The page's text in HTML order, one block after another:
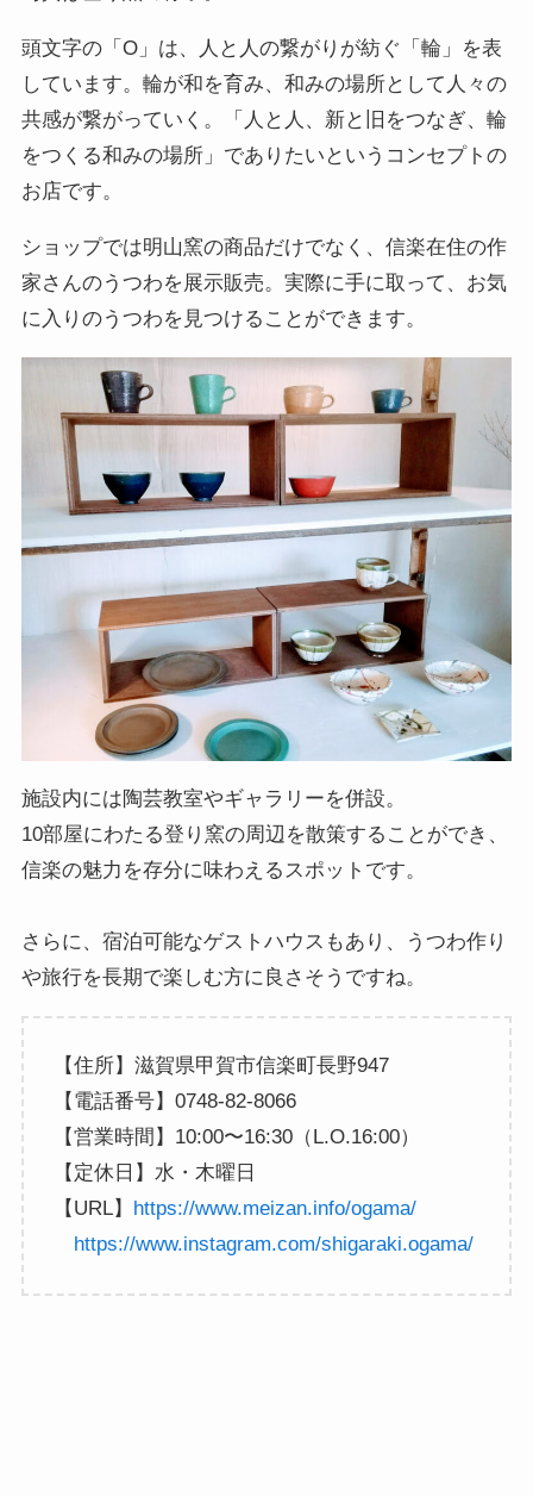
頭文字の「O」は、人と人の繋がりが紡ぐ「輪」を表
しています。輪が和を育み、和みの場所として人々の
共感が繋がっていく。「人と人、新と旧をつなぎ、輪
をつくる和みの場所」でありたいというコンセプトの
お店です。
ショップでは明山窯の商品だけでなく、信楽在住の作
家さんのうつわを展示販売。実際に手に取って、お気
に入りのうつわを見つけることができます。
施設内には陶芸教室やギャラリーを併設。
10部屋にわたる登り窯の周辺を散策することができ、
信楽の魅力を存分に味わえるスポットです。
さらに、宿泊可能なゲストハウスもあり、うつわ作り
や旅行を長期で楽しむ方に良さそうですね。
【住所】滋賀県甲賀市信楽町長野947
【電話番号】0748-82-8066
【営業時間】10:00〜16:30（L.O.16:00）
【定休日】水・木曜日
【URL】 https://www.meizan.info/ogama/
https://www.instagram.com/shigaraki.ogama/